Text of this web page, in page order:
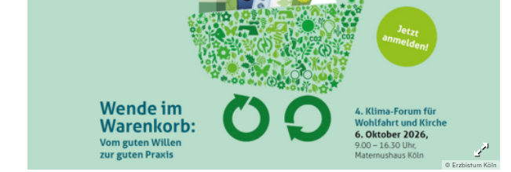
© Erzbistum Köln